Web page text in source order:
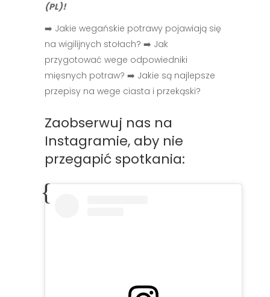
(PL)!
➡️ Jakie wegańskie potrawy pojawiają się
na wigilijnych stołach? ➡️ Jak
przygotować wege odpowiedniki
mięsnych potraw? ➡️ Jakie są najlepsze
przepisy na wege ciasta i przekąski?
Zaobserwuj nas na
Instagramie, aby nie
przegapić spotkania: